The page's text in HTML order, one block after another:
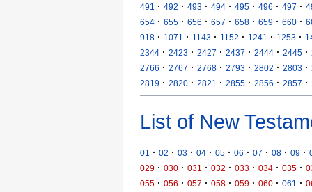
491
· 492 · 493 · 494 · 495 · 496 · 497 ·
654 · 655 · 656 · 657 · 658 · 659 · 660 ·
918 · 1071 · 1143 · 1152 · 1241 · 1253 ·
2344 · 2423 · 2427 · 2437 · 2444 · 2445 ·
2766 · 2767 · 2768 · 2793 · 2802 · 2803 ·
2819 · 2820 · 2821 · 2855 · 2856 · 2857 ·
List of New
01 · 02 · 03 · 04 · 05 · 06 · 07 · 08 · 09 ·
029 · 030 · 031 · 032 · 033 · 034 · 035 ·
055 · 056 · 057 · 058 · 059 · 060 · 061 ·